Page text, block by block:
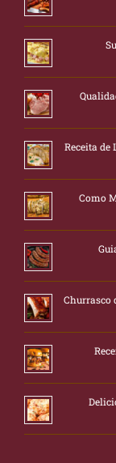
Receita
Como
Churrasco